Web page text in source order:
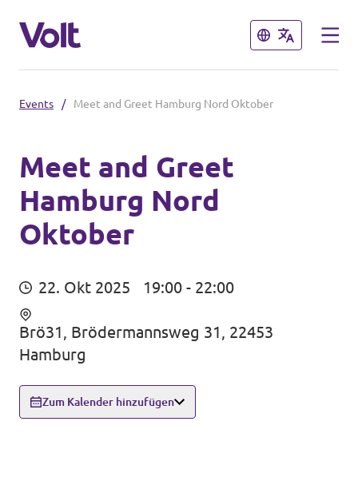
Schließen
Volt in Deutschland
Website
Volt in deinem Bundesland
Volt Deutschland Merchandise Shop
Schließen
Programm
Über Volt
Menschen
Neuigkeiten
Unsere Events
Events / Meet and Greet Hamburg Nord Oktober
Meet and Greet
Hamburg Nord
Oktober
22. Okt 2025 19:00 - 22:00
Brö31, Brödermannsweg 31, 22453
Hamburg
Zum Kalender hinzufügen